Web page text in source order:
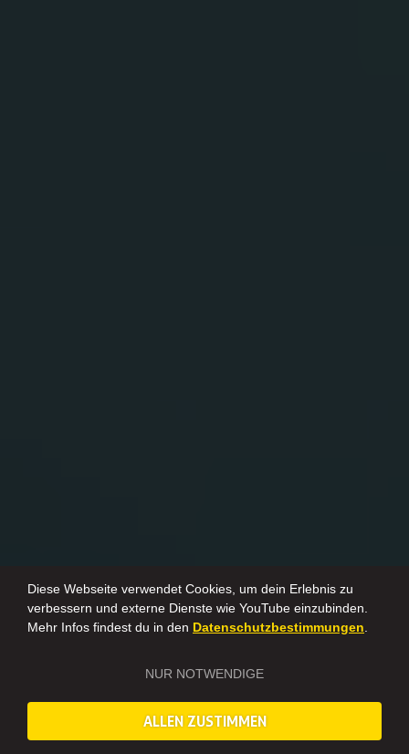
Diese Webseite verwendet Cookies, um dein Erlebnis zu
verbessern und externe Dienste wie YouTube einzubinden.
Mehr Infos findest du in den Datenschutzbestimmungen.
NUR NOTWENDIGE
ALLEN ZUSTIMMEN